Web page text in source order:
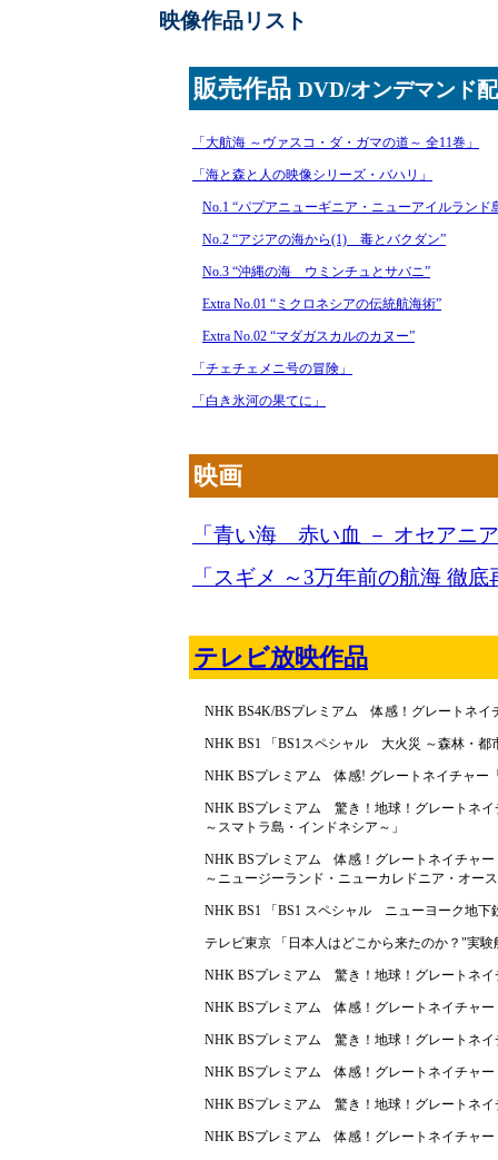
映像作品リスト
販売作品 DVD/オンデマンド
「大航海 ～ヴァスコ・ダ・ガマの道～ 全11巻」
「海と森と人の映像シリーズ・バハリ」
No.1 “パプアニューギニア・ニューアイルランド
No.2 “アジアの海から(1) 毒とバクダン”
No.3 “沖縄の海 ウミンチュとサバニ”
Extra No.01 “ミクロネシアの伝統航海術”
Extra No.02 “マダガスカルのカヌー”
「チェチェメニ号の冒険」
「白き氷河の果てに」
映画
「青い海 赤い血 － オセアニ
「スギメ ～3万年前の航海 徹
テレビ放映作品
NHK BS4K/BSプレミアム 体感！グレートネイ
NHK BS1 「BS1スペシャル 大火災 ～森林・
NHK BSプレミアム 体感! グレートネイチャー
NHK BSプレミアム 驚き！地球！グレートネ
～スマトラ島・インドネシア～」
NHK BSプレミアム 体感！グレートネイチャ
～ニュージーランド・ニューカレドニア・オー
NHK BS1 「BS1 スペシャル ニューヨーク地下
テレビ東京 「日本人はどこから来たのか？"実
NHK BSプレミアム 驚き！地球！グレートネ
NHK BSプレミアム 体感！グレートネイチャ
NHK BSプレミアム 驚き！地球！グレートネイ
NHK BSプレミアム 体感！グレートネイチャー
NHK BSプレミアム 驚き！地球！グレートネイ
NHK BSプレミアム 体感！グレートネイチャ